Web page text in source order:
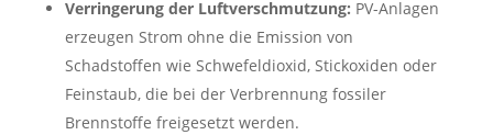
Verringerung der Luftverschmutzung: PV-Anlagen
erzeugen Strom ohne die Emission von
Schadstoffen wie Schwefeldioxid, Stickoxiden oder
Feinstaub, die bei der Verbrennung fossiler
Brennstoffe freigesetzt werden.